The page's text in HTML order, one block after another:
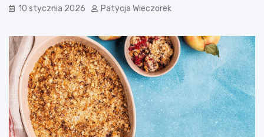
10 stycznia 2026 Patycja Wieczorek